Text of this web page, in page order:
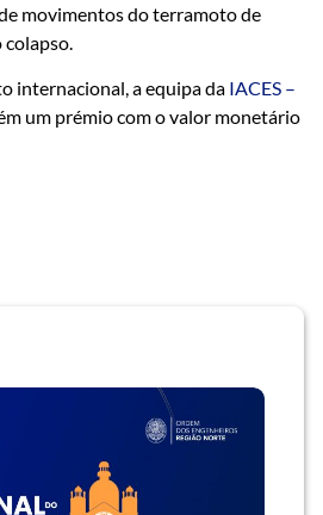
movimentos do terramoto de
internacional, a equipa da IACES –
um prémio com o valor monetário